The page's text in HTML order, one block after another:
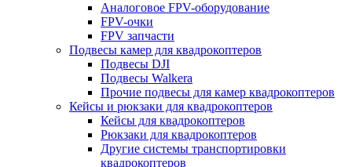
Аналоговое FPV-оборудование
FPV-очки
FPV запчасти
Подвесы камер для квадрокоптеров
Подвесы DJI
Подвесы Walkera
Прочие подвесы для камер квадрокоптеров
Кейсы и рюкзаки для квадрокоптеров
Кейсы для квадрокоптеров
Рюкзаки для квадрокоптеров
Другие системы транспортировки
квадрокоптеров